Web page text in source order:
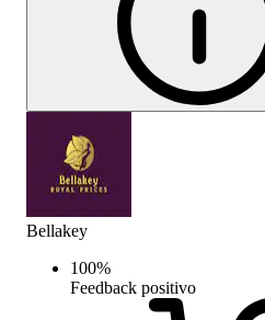
Bellakey
100%
Feedback positivo